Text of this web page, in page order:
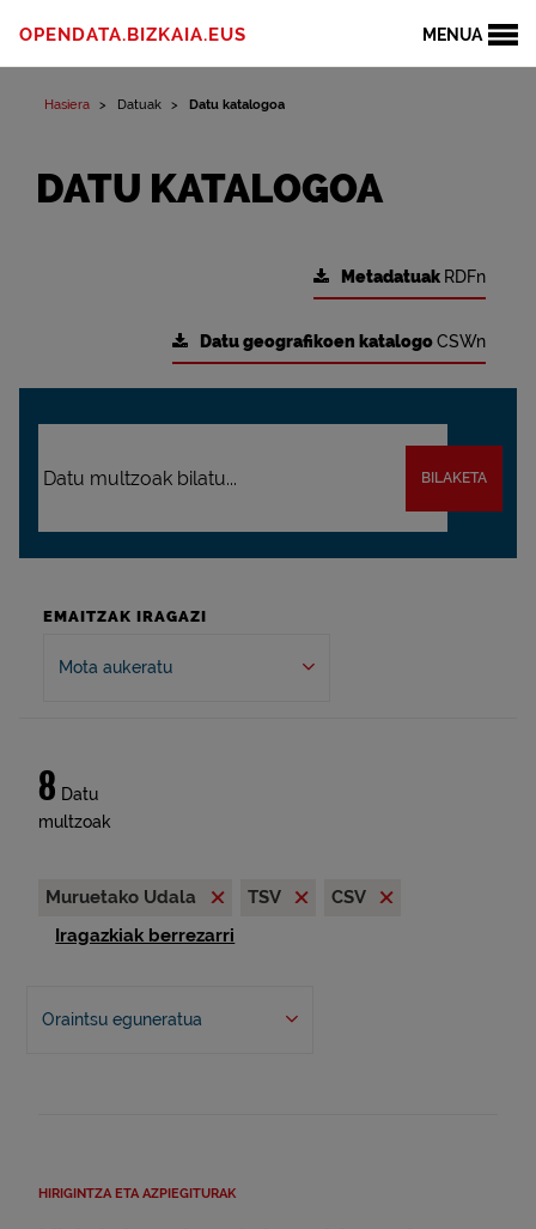
MENUA
OPENDATA.BIZKAIA.EUS
Hasiera Datuak Datu katalogoa
DATU KATALOGOA
Metadatuak RDFn
Datu geografikoen katalogoCSWn
BILAKETA
EMAITZAK IRAGAZI
Mota aukeratu
8 Datu
multzoak
Muruetako Udala TSV
CSV
Iragazkiak berrezarri
Oraintsu eguneratua
HIRIGINTZA ETA AZPIEGITURAK